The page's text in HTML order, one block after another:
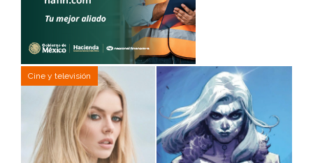
Cine y televisión